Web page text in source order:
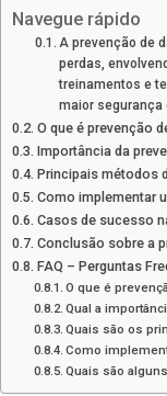
Navegue rápido
A prevenção de
perdas,
treinamentos e
maior segurança
O que é prevenção
Importância da
Principais métodos
Como implementar
Casos de sucesso
Conclusão sobre a
FAQ – Perguntas
O que é
Qual a
Quais são os
Como
Quais são